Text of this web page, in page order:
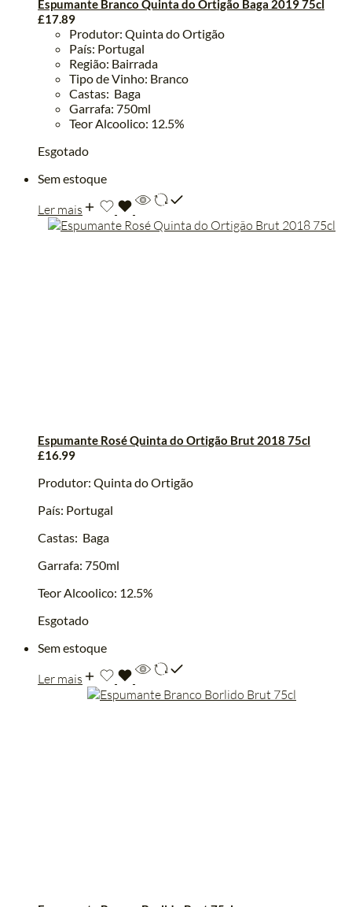
Espumante Branco Quinta do Ortigão Baga 2019 75cl
£17.89
Produtor: Quinta do Ortigão
País: Portugal
Região: Bairrada
Tipo de Vinho: Branco
Castas: Baga
Garrafa: 750ml
Teor Alcoolico: 12.5%
Esgotado
Sem estoque
Ler mais
Espumante Rosé Quinta do Ortigão Brut 2018 75cl
£16.99
Produtor: Quinta do Ortigão
País: Portugal
Castas: Baga
Garrafa: 750ml
Teor Alcoolico: 12.5%
Esgotado
Sem estoque
Ler mais